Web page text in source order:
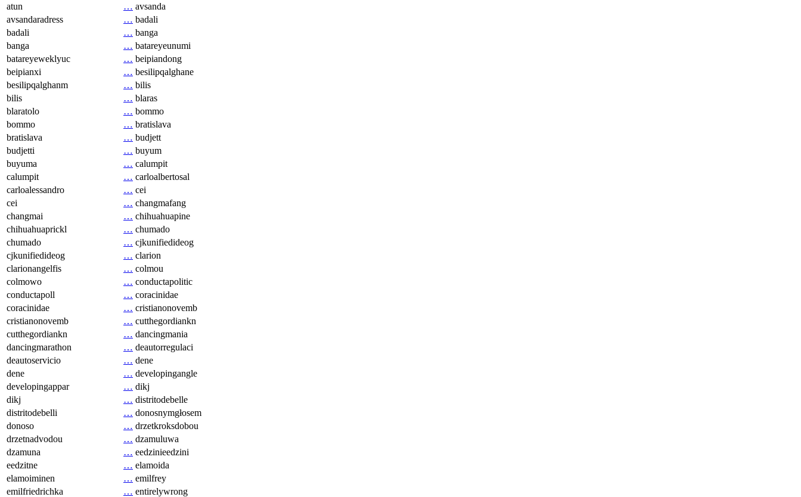
atun
… avsanda
avsandaradress
… badali
badali
… banga
banga
… batareyeunumi
batareyeweklyuc
… beipiandong
beipianxi
… besilipqalghane
besilipqalghanm
… bilis
bilis
… blaras
blaratolo
… bommo
bommo
… bratislava
bratislava
… budjett
budjetti
… buyum
buyuma
… calumpit
calumpit
… carloalbertosal
carloalessandro
… cei
cei
… changmafang
changmai
… chihuahuapine
chihuahuaprickl
… chumado
chumado
… cjkunifiedideog
cjkunifiedideog
… clarion
clarionangelfis
… colmou
colmowo
… conductapolitic
conductapoll
… coracinidae
coracinidae
… cristianonovemb
cristianonovemb
… cutthegordiankn
cutthegordiankn
… dancingmania
dancingmarathon
… deautorregulaci
deautoservicio
… dene
dene
… developingangle
developingappar
… dikj
dikj
… distritodebelle
distritodebelli
… donosnymgłosem
donoso
… drzetkroksdobou
drzetnadvodou
… dzamuluwa
dzamuna
… eedzinieedzini
eedzitne
… elamoida
elamoiminen
… emilfrey
emilfriedrichka
… entirelywrong